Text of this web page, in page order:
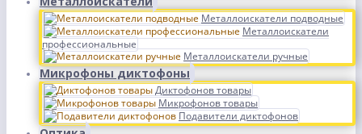
Металлоискатели подводные
Металлоискатели
профессиональные
Металлоискатели ручные
Микрофоны диктофоны
Диктофонов товары
Микрофонов товары
Подавители диктофонов